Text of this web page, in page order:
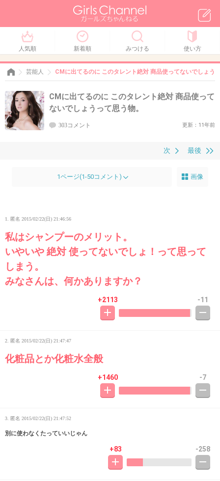
人気順 新着順 みつける 使い方
芸能人 CMに出てるのに このタレント絶対 商品使ってないでしょう
CMに出てるのに このタレント絶対 商品使って
ないでしょうって思う物。
303コメント 更新：11年前
最後
次
1ページ(1-50コメント) 画像
1. 匿名 2015/02/22(日) 21:46:56
私はシャンプーのメリット。
いやいや 絶対 使ってないでしょ！って思って
しまう。
みなさんは、何かありますか？
+2113 -11
2. 匿名 2015/02/22(日) 21:47:47
化粧品とか化粧水全般
+1460 -7
3. 匿名 2015/02/22(日) 21:47:52
別に使わなくたっていいじゃん
+83 -258